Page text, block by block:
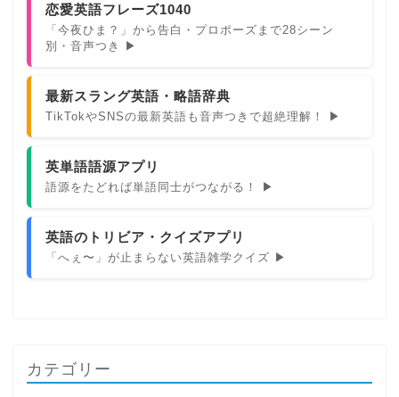
恋愛英語フレーズ1040
「今夜ひま？」から告白・プロポーズまで28シーン
別・音声つき ▶
最新スラング英語・略語辞典
TikTokやSNSの最新英語も音声つきで超絶理解！ ▶
英単語語源アプリ
語源をたどれば単語同士がつながる！ ▶
英語のトリビア・クイズアプリ
「へぇ〜」が止まらない英語雑学クイズ ▶
カテゴリー